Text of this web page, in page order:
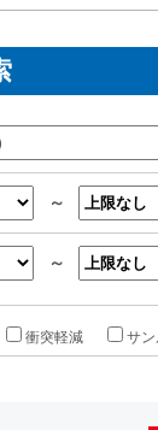
～
～
衝突軽減 サン